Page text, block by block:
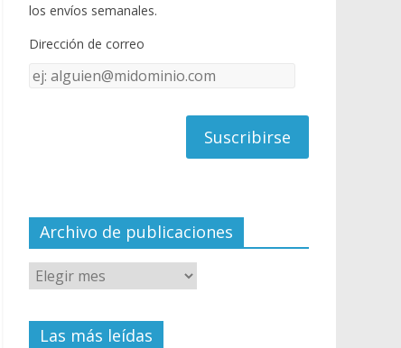
o
k e
C
el
los envíos semanales.
Dirección de correo
Dirección
Archivo de publicaciones
Las más leídas